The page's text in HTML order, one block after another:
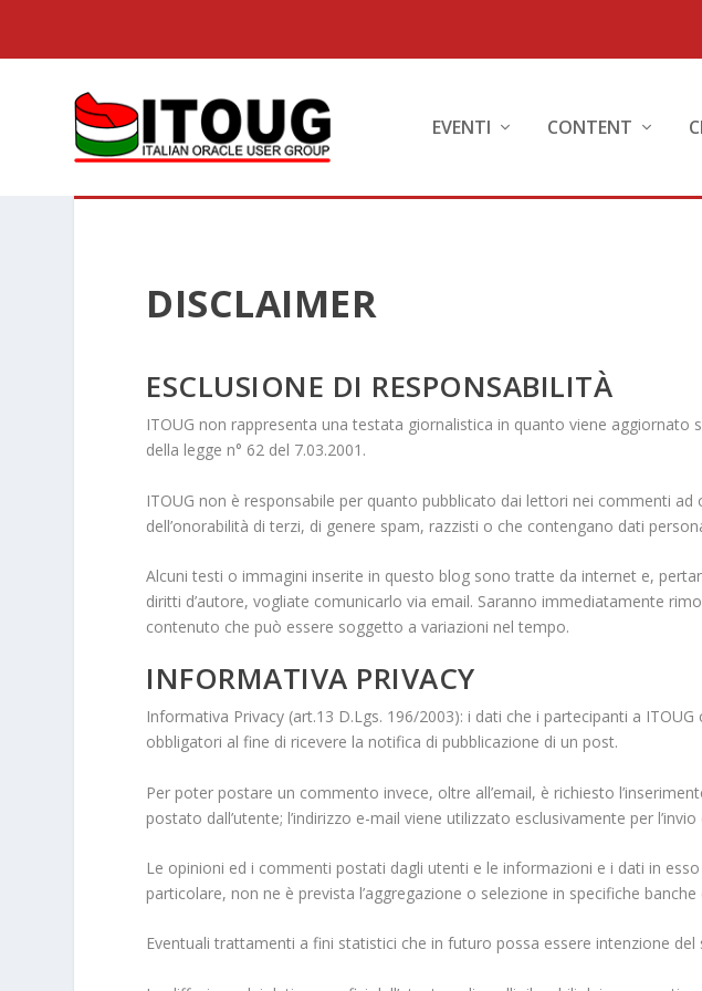
EVENTI CONTENT
DISCLAIMER
ESCLUSIONE DI RESPONSABILITÀ
ITOUG non rappresenta una testata giornalistica in quanto viene
della legge n° 62 del 7.03.2001.
ITOUG non è responsabile per quanto pubblicato dai lettori nei commenti
dell’onorabilità di terzi, di genere spam, razzisti o che contengano dati
Alcuni testi o immagini inserite in questo blog sono tratte da internet e,
diritti d’autore, vogliate comunicarlo via email. Saranno immediatamente
contenuto che può essere soggetto a variazioni nel tempo.
INFORMATIVA PRIVACY
Informativa Privacy (art.13 D.Lgs. 196/2003): i dati che i partecipanti a
obbligatori al fine di ricevere la notifica di pubblicazione di un post.
Per poter postare un commento invece, oltre all’email, è richiesto
postato dall’utente; l’indirizzo e-mail viene utilizzato esclusivamente per
Le opinioni ed i commenti postati dagli utenti e le informazioni e i dati in
particolare, non ne è prevista l’aggregazione o selezione in specifiche banche
Eventuali trattamenti a fini statistici che in futuro possa essere intenzione